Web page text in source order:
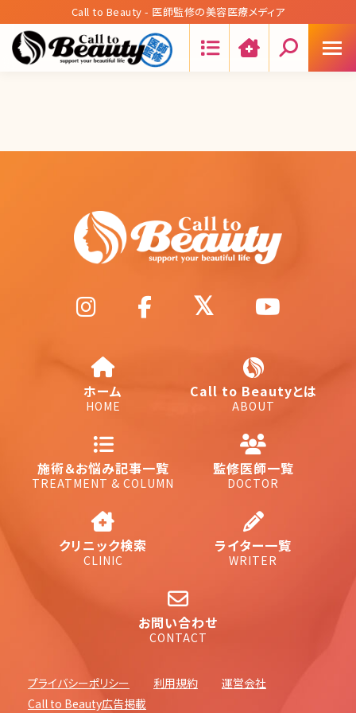
Call to Beauty - 医師監修の美容医療メディア
ホーム
HOME
Call to Beautyとは
ABOUT
施術＆お悩み記事一覧
TREATMENT & COLUMN
監修医師一覧
DOCTOR
クリニック検索
CLINIC
ライター一覧
WRITER
お問い合わせ
CONTACT
プライバシーポリシー 利用規約
運営会社
Call to Beauty広告掲載